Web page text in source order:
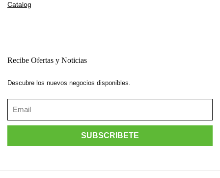
Catalog
Recibe Ofertas y Noticias
Descubre los nuevos negocios disponibles.